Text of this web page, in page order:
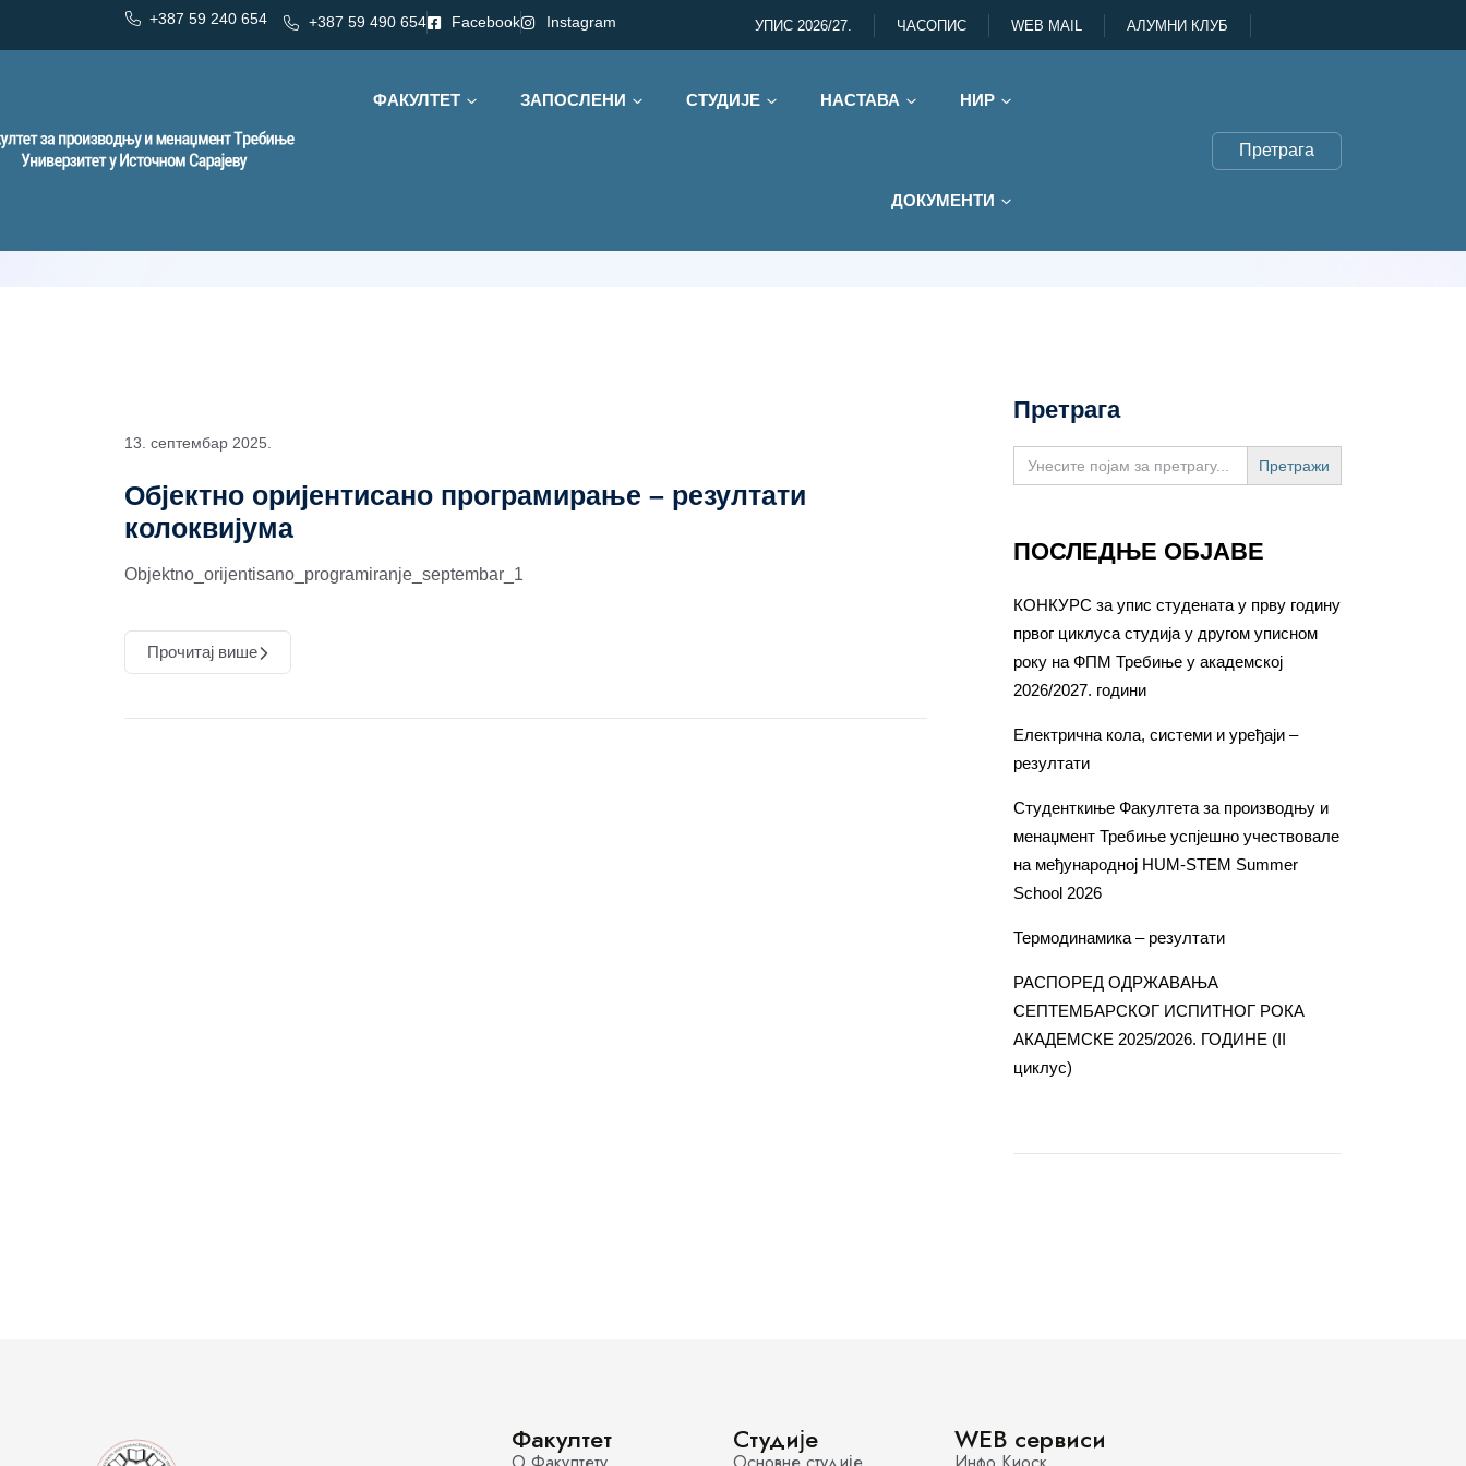
+387 59 240 654 +387 59 490 654 Facebook Instagram УПИС 2026/27. ЧАСОПИС WEB MAIL АЛУМНИ КЛУБ
ФАКУЛТЕТ ЗАПОСЛЕНИ СТУДИЈЕ НАСТАВА НИР
ДОКУМЕНТИ
Претрага
Дан:13. септембар 2025.
13. септембар 2025.
Објектно оријентисано програмирање – резултати
колоквијума
Objektno_orijentisano_programiranje_septembar_1
Прочитај више
Претрага
Search
for:
ПОСЛЕДЊЕ ОБЈАВЕ
КОНКУРС за упис студената у прву годину
првог циклуса студија у другом уписном
року на ФПМ Требиње у академској
2026/2027. години
Електрична кола, системи и уређаји –
резултати
Студенткиње Факултета за производњу и
менаџмент Требиње успјешно учествовале
на међународној HUM-STEM Summer
School 2026
Термодинамика – резултати
РАСПОРЕД ОДРЖАВАЊА
СЕПТЕМБАРСКОГ ИСПИТНОГ РОКА
АКАДЕМСКЕ 2025/2026. ГОДИНЕ (II
циклус)
Факултет Студије WEB сервиси